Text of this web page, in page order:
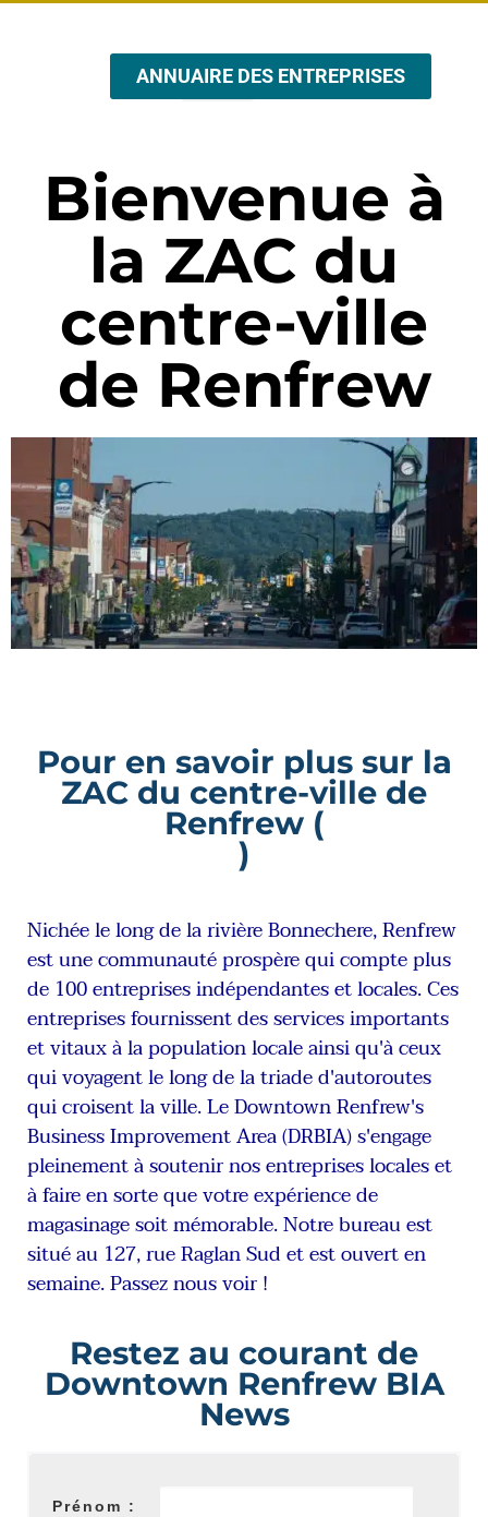
ANNUAIRE DES ENTREPRISES
Bienvenue à
la ZAC du
centre-ville
de Renfrew
Pour en savoir plus sur la
ZAC du centre-ville de
Renfrew (
)
Nichée le long de la rivière Bonnechere, Renfrew
est une communauté prospère qui compte plus
de 100 entreprises indépendantes et locales. Ces
entreprises fournissent des services importants
et vitaux à la population locale ainsi qu'à ceux
qui voyagent le long de la triade d'autoroutes
qui croisent la ville. Le Downtown Renfrew's
Business Improvement Area (DRBIA) s'engage
pleinement à soutenir nos entreprises locales et
à faire en sorte que votre expérience de
magasinage soit mémorable. Notre bureau est
situé au 127, rue Raglan Sud et est ouvert en
semaine. Passez nous voir !
Restez au courant de
Downtown Renfrew BIA
News
Prénom :